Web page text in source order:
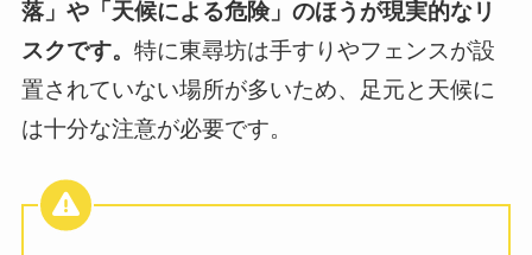
落」や「天候による危険」のほうが現実的なリ
スクです。 特に東尋坊は手すりやフェンスが設
置されていない場所が多いため、足元と天候に
は十分な注意が必要です。